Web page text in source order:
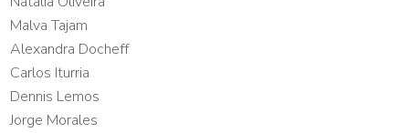
Malva Tajam
Alexandra Docheff
Carlos Iturria
Dennis Lemos
Jorge Morales